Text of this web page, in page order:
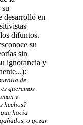
desarrolló en
difuntos.
su
sin
ignorancia y
de
queremos
y
hechos?
hacía
o gozar